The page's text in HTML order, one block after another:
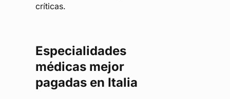
críticas.
Especialidades
médicas mejor
pagadas en Italia